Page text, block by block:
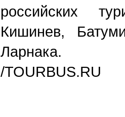
российских
Кишинев,
Ларнака.
/TOURBUS.RU